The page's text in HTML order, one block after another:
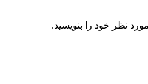
مورد نظر خود را بنویسید.